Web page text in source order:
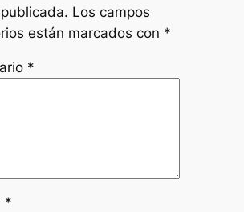
Los campos
están marcados con *
*
*